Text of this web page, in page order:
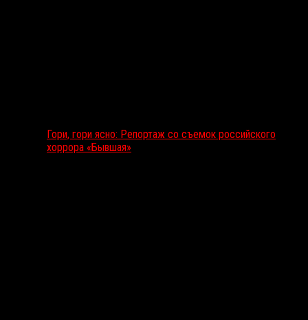
Гори, гори ясно: Репортаж со съемок российского
хоррора «Бывшая»